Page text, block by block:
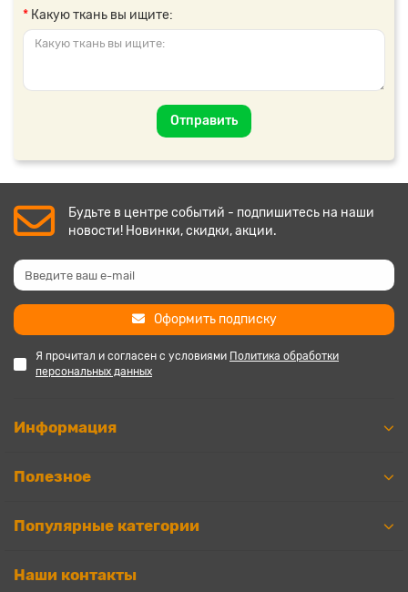
Какую ткань вы ищите:
Отправить
Будьте в центре событий - подпишитесь на наши
новости! Новинки, скидки, акции.
Оформить подписку
Я прочитал и согласен с условиями Политика обработки
персональных данных
Информация
Полезное
Популярные категории
Наши контакты